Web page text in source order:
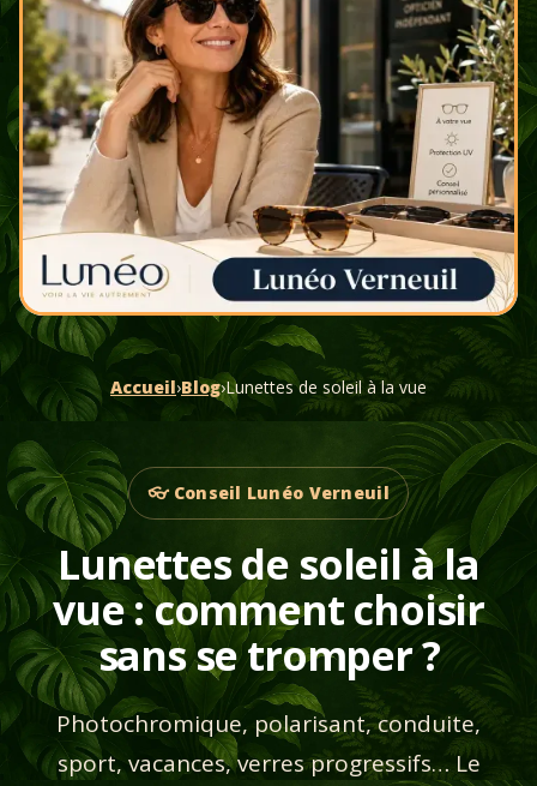
Accueil›Blog›Lunettes de soleil à la vue
👓 Conseil Lunéo Verneuil
Lunettes de soleil à la
vue : comment choisir
sans se tromper ?
Photochromique, polarisant, conduite,
sport, vacances, verres progressifs… Le